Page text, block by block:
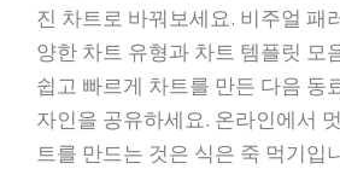
진 차트로 바꿔보세요. 비주얼 패
양한 차트 유형과 차트 템플릿 모
쉽고 빠르게 차트를 만든 다음 동
자인을 공유하세요. 온라인에서
트를 만드는 것은 식은 죽 먹기입